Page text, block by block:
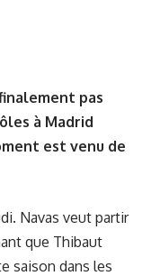
pas
à Madrid
est venu de
Navas veut partir
que Thibaut
saison dans les